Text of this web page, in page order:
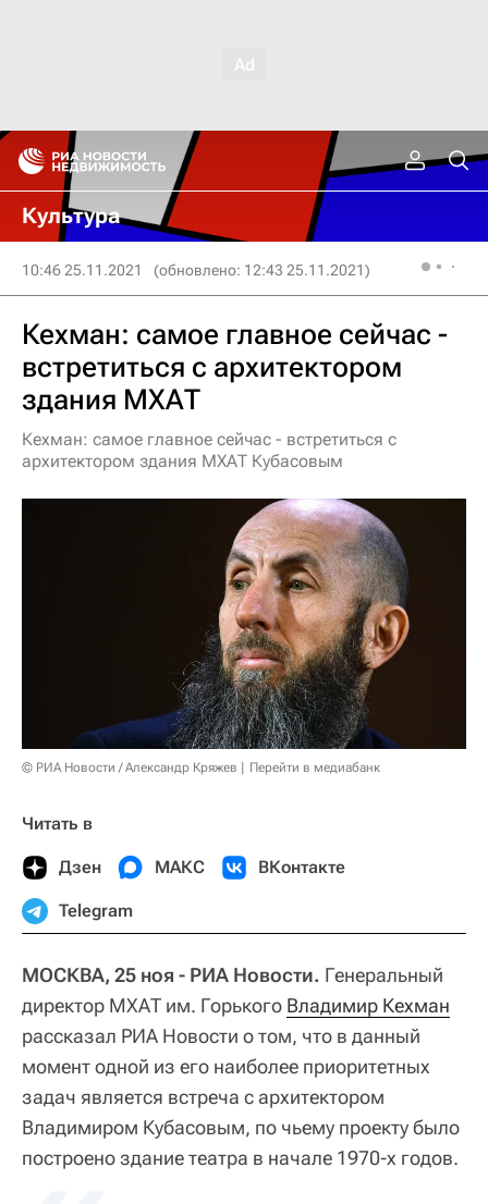
Культура
10:46 25.11.2021 (обновлено: 12:43 25.11.2021)
Кехман: самое главное сейчас -
встретиться с архитектором
здания МХАТ
Кехман: самое главное сейчас - встретиться с
архитектором здания МХАТ Кубасовым
© РИА Новости / Александр Кряжев Перейти в медиабанк
Читать в
Дзен МАКС ВКонтакте
Telegram
МОСКВА, 25 ноя - РИА Новости. Генеральный
директор МХАТ им. Горького Владимир Кехман
рассказал РИА Новости о том, что в данный
момент одной из его наиболее приоритетных
задач является встреча с архитектором
Владимиром Кубасовым, по чьему проекту было
построено здание театра в начале 1970-х годов.